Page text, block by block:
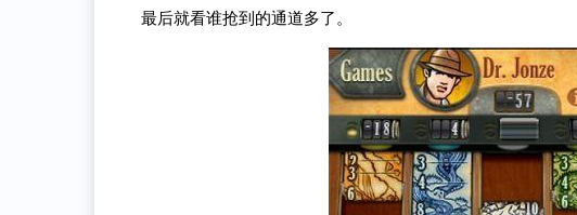
最后就看谁抢到的通道多了。